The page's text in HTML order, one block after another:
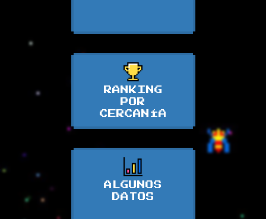
RANKING
POR
CERCANÍA
ALGUNOS
DATOS